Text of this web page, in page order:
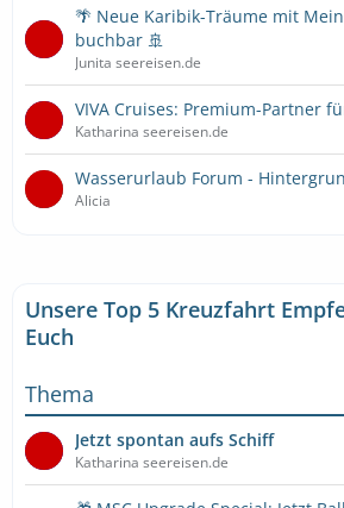
🌴 Neue Karibik-Träume mit
buchbar 🚢
Junita seereisen.de
VIVA Cruises: Premium-Partner
Katharina seereisen.de
Wasserurlaub Forum -
Alicia
Unsere Top 5 Kreuzfahrt
Euch
Thema
Jetzt spontan aufs Schiff
Katharina seereisen.de